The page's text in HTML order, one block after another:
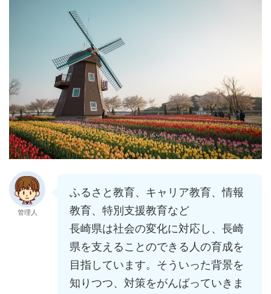
管理人
ふるさと教育、キャリア教育、情報
教育、特別支援教育など
長崎県は社会の変化に対応し、長崎
県を支えることのできる人の育成を
目指しています。そういった背景を
知りつつ、対策をがんばっていきま